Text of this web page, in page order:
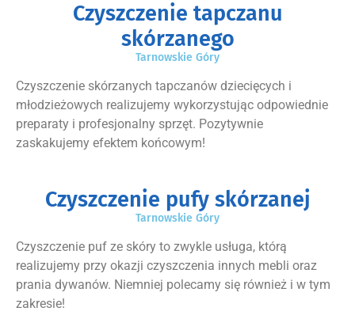
Czyszczenie tapczanu
skórzanego
Tarnowskie Góry
Czyszczenie skórzanych tapczanów dziecięcych i
młodzieżowych realizujemy wykorzystując odpowiednie
preparaty i profesjonalny sprzęt. Pozytywnie
zaskakujemy efektem końcowym!
Czyszczenie pufy skórzanej
Tarnowskie Góry
Czyszczenie puf ze skóry to zwykle usługa, którą
realizujemy przy okazji czyszczenia innych mebli oraz
prania dywanów. Niemniej polecamy się również i w tym
zakresie!